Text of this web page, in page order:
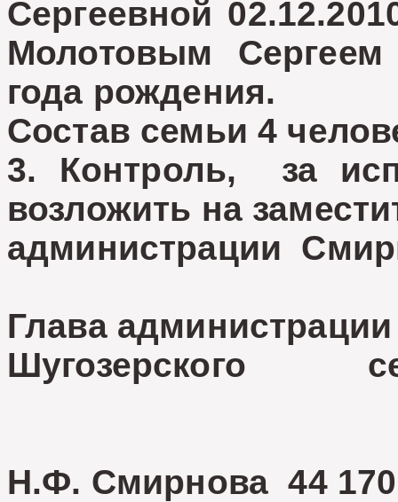
Сергеевной
Молотовым Сергеем
года рождения.
Состав семьи 4
3. Контроль, за
возложить на
администрации
Глава администрации
Шугозерского
Н.Ф. Смирнова 44 170